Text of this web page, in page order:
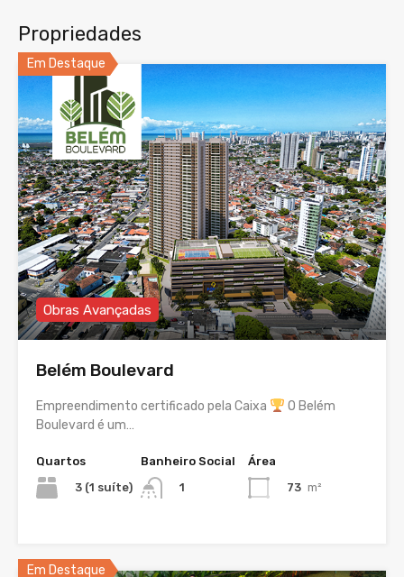
Propriedades
Em Destaque
Obras Avançadas
Belém Boulevard
Empreendimento certificado pela Caixa
O Belém
Boulevard é um…
Quartos
3 (1 suíte)
Banheiro Social
1
Área
73 m²
Em Destaque